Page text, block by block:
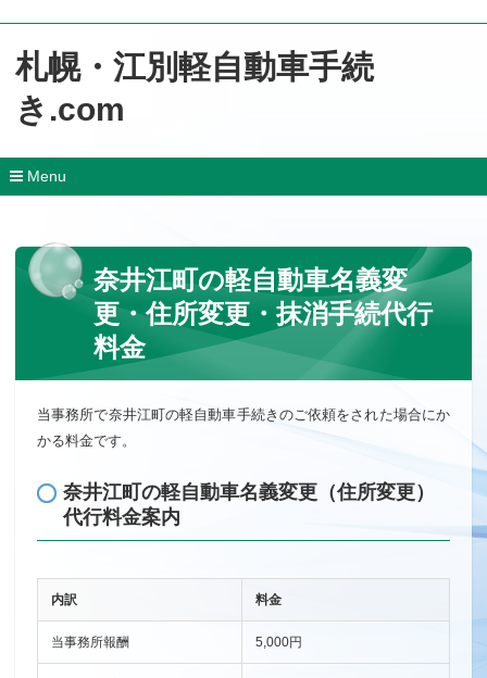
札幌・江別軽自動車手続
き.com
Menu
奈井江町の軽自動車名義変
更・住所変更・抹消手続代行
料金
当事務所で奈井江町の軽自動車手続きのご依頼をされた場合にか
かる料金です。
奈井江町の軽自動車名義変更（住所変更）
代行料金案内
内訳 料金
当事務所報酬 5,000円